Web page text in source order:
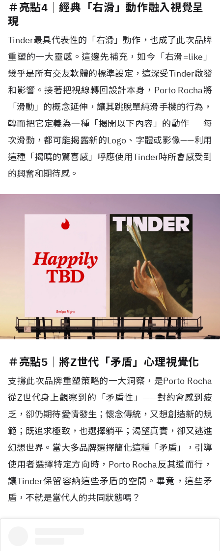
＃亮點4｜經典「右滑」動作融入視覺呈
現
Tinder最具代表性的「右滑」動作，也成了此次品牌
重塑的一大靈感。這邊先補充，如今「右滑=like」
幾乎是所有交友軟體的標準設定，這深受Tinder啟發
和影響。接著把視線轉回設計本身，Porto Rocha將
「滑動」的概念延伸，讓其跳脫單純滑手機的行為，
轉而把它定義為一種「揭開以下內容」的動作——每
次滑動，都可能揭露新的Logo、字體或影像——利用
這種「揭曉的驚喜感」呼應使用Tinder時所會感受到
的興奮和期待感。
＃亮點5｜將Z世代「矛盾」心理視覺化
支撐此次品牌重塑策略的一大洞察，是Porto Rocha
從Z世代身上觀察到的「矛盾性」——對約會感到疲
乏，卻仍期待愛情發生；懷念傳統，又想創造新的規
範；既追求極致，也選擇躺平；渴望真實，卻又逃進
幻想世界。當大多品牌選擇簡化這種「矛盾」，引導
使用者選擇特定方向時，Porto Rocha反其道而行，
讓Tinder保留容納這些矛盾的空間。畢竟，這些矛
盾，不就是當代人的共同狀態嗎？